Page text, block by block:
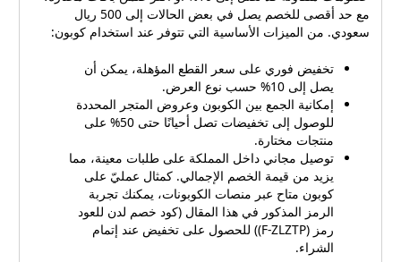
والمناسبات. كل هذه المزايا
تأتي مع تسهيلات حديثة مثل
البيع الإلكتروني، التوصيل حتى
باب المنزل، سياسة إرجاع
واستبدال مرنة وخيارات دفع
متعددة. مزايا تفعيل كوبون لدن
للعود وكيفية تحقيق أفضل
استفادة تفعيل كوبون على
مشترياتك من لدن للعود يمكن
أن ينعكس بشكل ملموس على
إجمالي السعر. معظم كوبونات
المتجر تقدم خصومات متفاوتة
قد تصل إلى 10% أو أكثر
ضمن باقات مختارة، مع حد
مع حد أقصى للخصم يصل في بعض الحالات إلى 500 ريال
سعودي. من الميزات الأساسية التي تتوفر عند استخدام كوبون:
تخفيض فوري على سعر القطع المؤهلة، يمكن أن
يصل إلى 10% حسب نوع العرض.
إمكانية الجمع بين الكوبون وعروض المتجر المحددة
للوصول إلى تخفيضات تصل أحيانًا حتى 50% على
منتجات مختارة.
توصيل مجاني داخل المملكة على طلبات معينة، مما
يزيد من قيمة الخصم الإجمالي. كمثال عمليّ على
كوبون متاح عبر منصات الكوبونات، يمكنك تجربة
الرمز المذكور في هذا المقال (كود خصم لدن للعود
رمز (F-ZLZTP)) للحصول على تخفيض عند إتمام
الشراء.